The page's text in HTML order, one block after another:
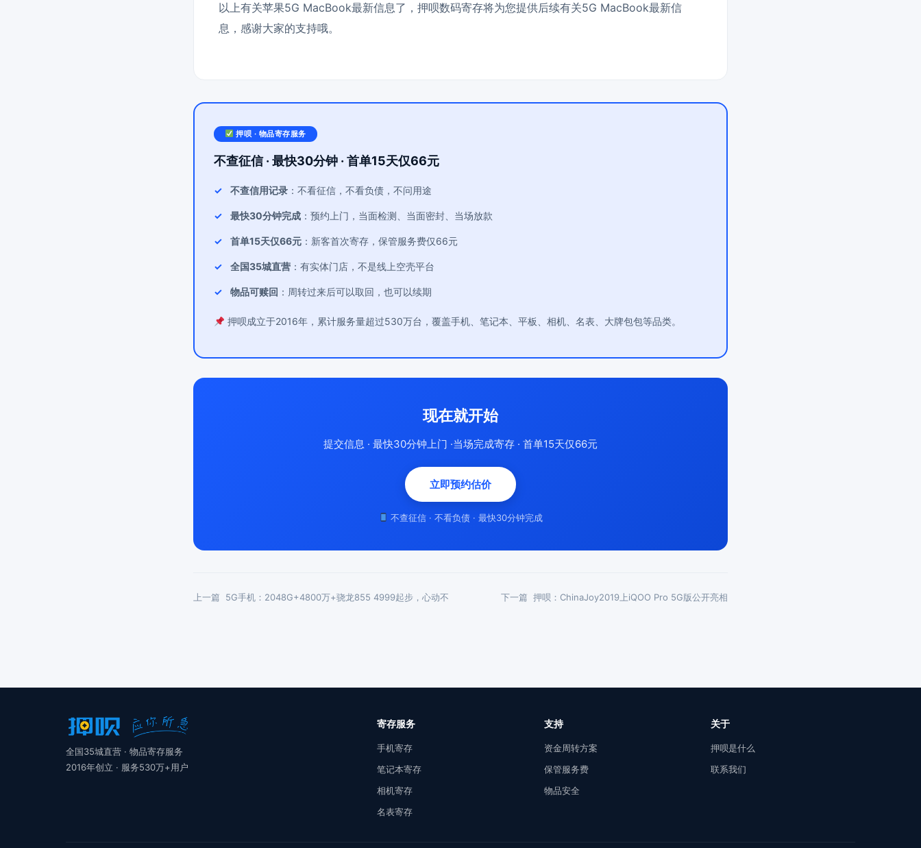
以上有关苹果5G MacBook最新信息了， 押呗数码寄存将为您提供后续有关5G MacBook最新信
息，感谢大家的支持哦。
押呗 · 物品寄存服务
不查征信 · 最快30分钟 · 首单15天仅66元
不查信用记录 ：不看征信，不看负债，不问用途
最快30分钟完成 ：预约上门，当面检测、当面密封、当场放款
首单15天仅66元 ：新客首次寄存，保管服务费仅66元
全国35城直营 ：有实体门店，不是线上空壳平台
物品可赎回 ：周转过来后可以取回，也可以续期
押呗成立于2016年，累计服务量超过530万台，覆盖手机、笔记本、平板、相机、名表、大牌包包等品类。
现在就开始
提交信息 · 最快30分钟上门 ·当场完成寄存 · 首单15天仅66元
立即预约估价
不查征信 · 不看负债 · 最快30分钟完成
上一篇 5G手机：2048G+4800万+骁龙855 4999起步，心动不 下一篇 押呗：ChinaJoy2019上iQOO Pro 5G版公开亮相
全国35城直营 · 物品寄存服务
2016年创立 · 服务530万+用户
寄存服务
手机寄存
笔记本寄存
相机寄存
名表寄存
支持
资金周转方案
保管服务费
物品安全
关于
押呗是什么
联系我们